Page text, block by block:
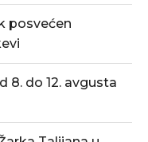
posvećen
8. do 12. avgusta